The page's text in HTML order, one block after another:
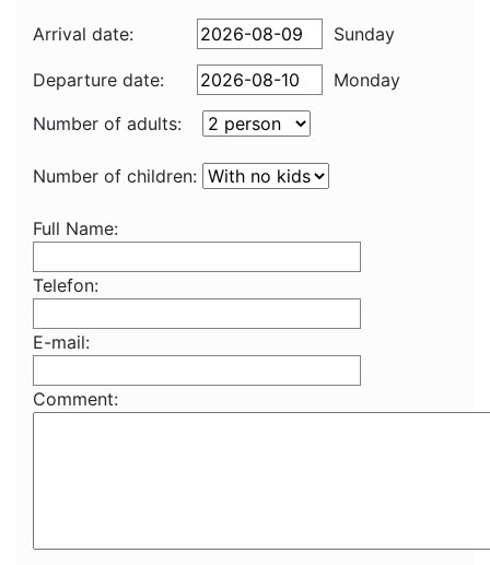
Arrival date: Sunday
Departure date:
Monday
Number of adults:
Number of children:
Full Name:
Telefon:
E-mail:
Comment: